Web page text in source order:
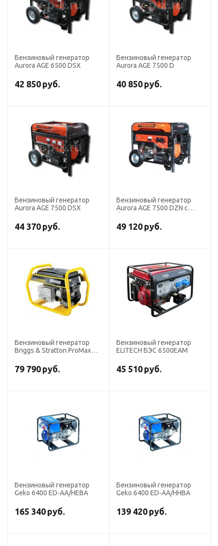
Бензиновый генератор
Aurora AGE 6500 DSX
42 850 руб.
Бензиновый генератор
Aurora AGE 7500 D
40 850 руб.
Бензиновый генератор
Aurora AGE 7500 DSX
44 370 руб.
Бензиновый генератор
Aurora AGE 7500 DZN с
49 120 руб.
Бензиновый генератор
Briggs & Stratton ProMax
79 790 руб.
Бензиновый генератор
ELITECH БЭС 6500EАM
45 510 руб.
Бензиновый генератор
Geko 6400 ED-AA/HEBA
165 340 руб.
Бензиновый генератор
Geko 6400 ED-AA/HHBA
139 420 руб.